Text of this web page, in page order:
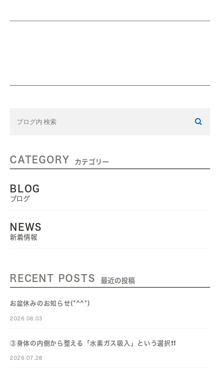
CATEGORY カテゴリー
BLOG
ブログ
NEWS
新着情報
RECENT POSTS 最近の投稿
お盆休みのお知らせ(*^^*)
2026.08.03
③身体の内側から整える「水素ガス吸入」という選択❗️❗️
2026.07.28